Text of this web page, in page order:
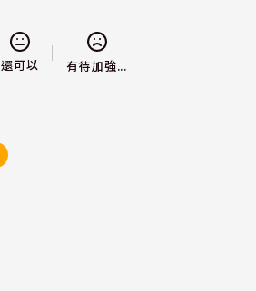
還可以 有待加強...